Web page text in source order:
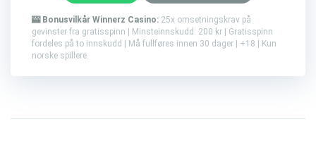
🎰 Bonusvilkår Winnerz Casino: 25x omsetningskrav på
gevinster fra gratisspinn | Minsteinnskudd: 200 kr | Gratisspinn
fordeles på to innskudd | Må fullføres innen 30 dager | +18 | Kun
norske spillere.